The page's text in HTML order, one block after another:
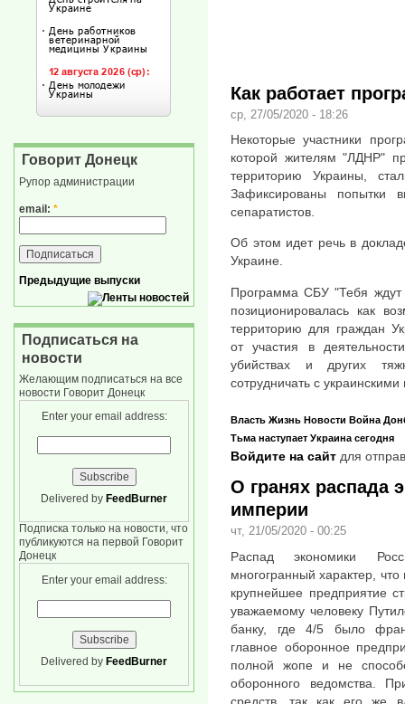
Как работает
ср, 27/05/2020 - 18:26
Некоторые участники
которой жителям "ЛДНР"
территорию Украины,
Зафиксированы попытки
сепаратистов.
Об этом идет речь в
Украине.
Программа СБУ "Тебя ждут
позиционировалась как
территорию для граждан
от участия в
убийствах и других
сотрудничать с
Власть Жизнь Новости Война
Тьма наступает Украина сегодня
Войдите на сайт для
О гранях распада
империи
чт, 21/05/2020 - 00:25
Распад экономики
многогранный характер,
крупнейшее предприятие
уважаемому человеку
банку, где 4/5 было
главное оборонное
полной жопе и не
оборонного ведомства.
средств, так как его же
Говорит Донецк
Рупор администрации
email: *
Предыдущие выпуски
Подписаться на
новости
Желающим подписаться на все
новости Говорит Донецк
Enter your email address:
Delivered by FeedBurner
Подписка только на новости, что
публикуются на первой Говорит
Донецк
Enter your email address:
Delivered by FeedBurner